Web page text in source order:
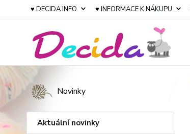
♥ DECIDA INFO ♥ INFORMACE K NÁKUPU
Novinky
Aktuální novinky